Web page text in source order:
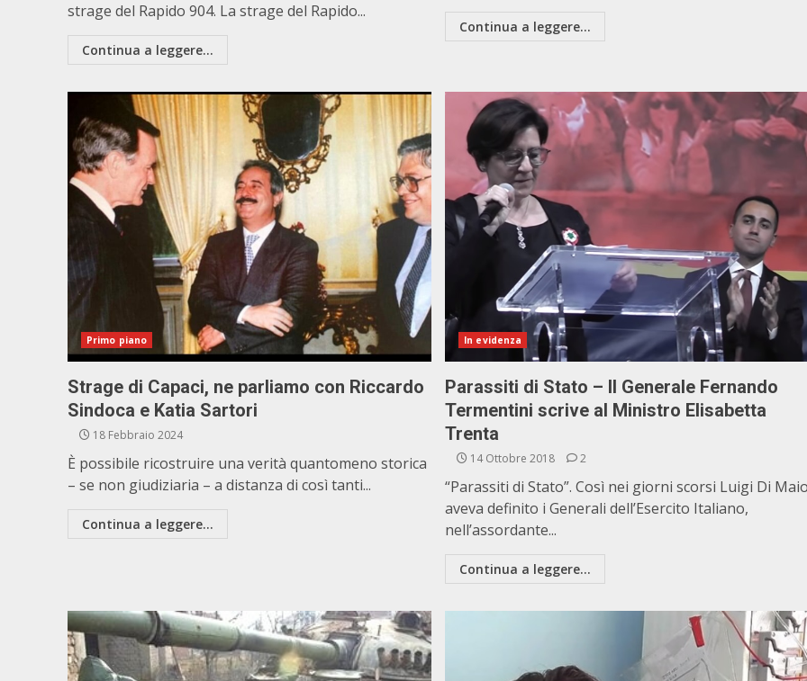
strage del Rapido 904. La strage del Rapido...
Continua a leggere...
Continua a leggere...
Primo piano
Strage di Capaci, ne parliamo con Riccardo
Sindoca e Katia Sartori
18 Febbraio 2024
È possibile ricostruire una verità quantomeno storica
– se non giudiziaria – a distanza di così tanti...
Continua a leggere...
In evidenza
Parassiti di Stato – Il Generale Fernando
Termentini scrive al Ministro Elisabetta
Trenta
14 Ottobre 2018 2
“Parassiti di Stato”. Così nei giorni scorsi Luigi Di
aveva definito i Generali dell’Esercito Italiano,
nell’assordante...
Continua a leggere...